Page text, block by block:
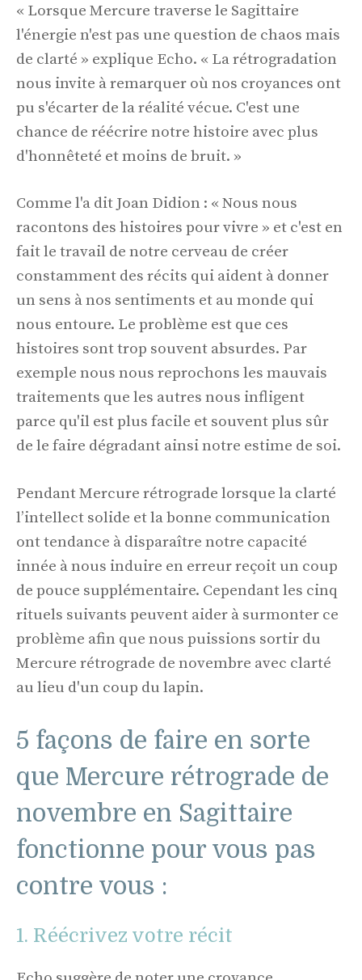
« Lorsque Mercure traverse le Sagittaire
l'énergie n'est pas une question de chaos mais
de clarté » explique Echo. « La rétrogradation
nous invite à remarquer où nos croyances ont
pu s'écarter de la réalité vécue. C'est une
chance de réécrire notre histoire avec plus
d'honnêteté et moins de bruit. »
Comme l'a dit Joan Didion : « Nous nous
racontons des histoires pour vivre » et c'est en
fait le travail de notre cerveau de créer
constamment des récits qui aident à donner
un sens à nos sentiments et au monde qui
nous entoure. Le problème est que ces
histoires sont trop souvent absurdes. Par
exemple nous nous reprochons les mauvais
traitements que les autres nous infligent
parce qu'il est plus facile et souvent plus sûr
de le faire dégradant ainsi notre estime de soi.
Pendant Mercure rétrograde lorsque la clarté
l’intellect solide et la bonne communication
ont tendance à disparaître notre capacité
innée à nous induire en erreur reçoit un coup
de pouce supplémentaire. Cependant les cinq
rituels suivants peuvent aider à surmonter ce
problème afin que nous puissions sortir du
Mercure rétrograde de novembre avec clarté
au lieu d'un coup du lapin.
5 façons de faire en sorte
que Mercure rétrograde de
novembre en Sagittaire
fonctionne pour vous pas
contre vous :
1. Réécrivez votre récit